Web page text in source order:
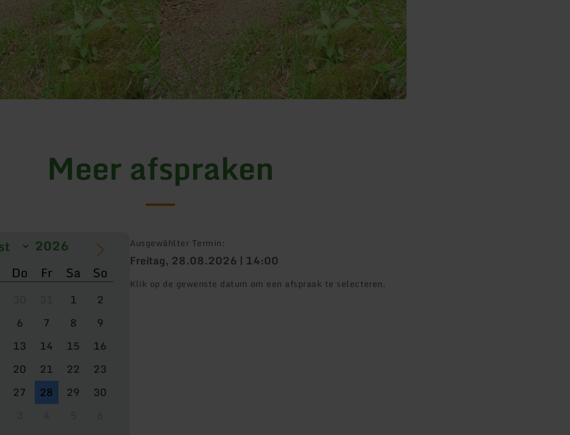
Meer afspraken
Do Fr Sa So
1
2
6 7 8
9
13 14 15
16
20 21 22
23
27 28 29
30
Ausgewählter Termin:
Freitag, 28.08.2026 | 14:00
Klik op de gewenste datum om een afspraak te selecteren.